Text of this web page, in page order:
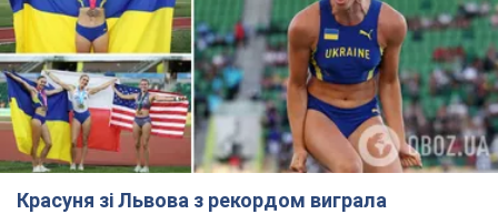
Красуня зі Львова з рекордом виграла